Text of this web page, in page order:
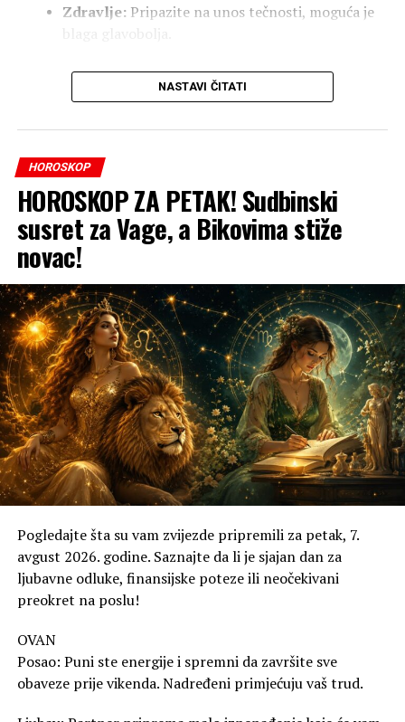
Zdravlje:Pripazite na unos tečnosti, moguća je
Posao:Finansijska situacija se stabilizuje. Moguć
je manji priliv novca ili dobre vijesti u vezi sa
nekim ulaganjem.
Ljubav: Imate potrebu za sigurnošću. Otvoren
razgovor sa partnerom rješava staru nedoumicu.
Zdravlje:Odlično se osjećate, idealno vrijeme za
boravak u prirodi.
Blizanci
Posao:Vaša komunikativnost je na vrhuncu. Lako
sklapate dogovore i pronalazite rješenja za
situacije koje su vas opterećivale.
Ljubav:Očekuje vas dinamičan dan. Neko iz vaše
blizine već duže vrijeme pokušava da vam privuče
pažnju.
Zdravlje:Čuvajte se sitnih povreda ili
Rak
NASTAVI ČITATI
HOROSKOP
HOROSKOP ZA PETAK! Sudbinski
susret za Vage, a Bikovima stiže
novac!
Pogledajte šta su vam zvijezde pripremili za petak, 7.
avgust 2026. godine. Saznajte da li je sjajan dan za
ljubavne odluke, finansijske poteze ili neočekivani
preokret na poslu!
OVAN
Posao: Puni ste energije i spremni da završite sve
obaveze prije vikenda. Nadređeni primjećuju vaš trud.